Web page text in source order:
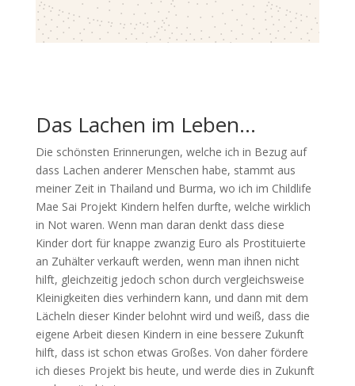
Das Lachen im Leben…
Die schönsten Erinnerungen, welche ich in Bezug auf
dass Lachen anderer Menschen habe, stammt aus
meiner Zeit in Thailand und Burma, wo ich im Childlife
Mae Sai Projekt Kindern helfen durfte, welche wirklich
in Not waren. Wenn man daran denkt dass diese
Kinder dort für knappe zwanzig Euro als Prostituierte
an Zuhälter verkauft werden, wenn man ihnen nicht
hilft, gleichzeitig jedoch schon durch vergleichsweise
Kleinigkeiten dies verhindern kann, und dann mit dem
Lächeln dieser Kinder belohnt wird und weiß, dass die
eigene Arbeit diesen Kindern in eine bessere Zukunft
hilft, dass ist schon etwas Großes. Von daher fördere
ich dieses Projekt bis heute, und werde dies in Zukunft